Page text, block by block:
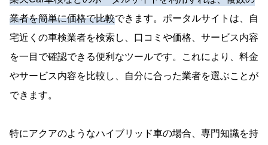
業者を簡単に価格で比較できます。ポータルサイトは、自
宅近くの車検業者を検索し、口コミや価格、サービス内容
を一目で確認できる便利なツールです。これにより、料金
やサービス内容を比較し、自分に合った業者を選ぶことが
できます。
特にアクアのようなハイブリッド車の場合、専門知識を持